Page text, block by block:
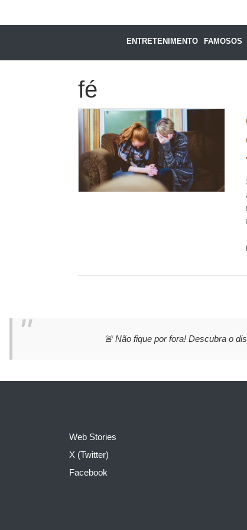
ENTRETENIMENTO FAMOSOS
fé
🚨 Não fique por fora! Descubra o
Web Stories
X (Twitter)
Facebook